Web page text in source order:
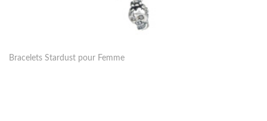
Bracelets Stardust pour Femme